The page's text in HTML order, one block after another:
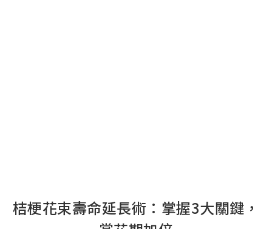
桔梗花束壽命延長術：掌握3大關鍵，